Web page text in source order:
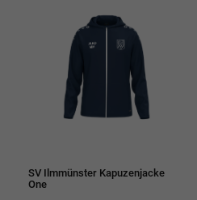
SV Ilmmünster Kapuzenjacke
One